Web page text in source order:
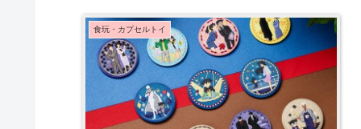
食玩・カプセルトイ